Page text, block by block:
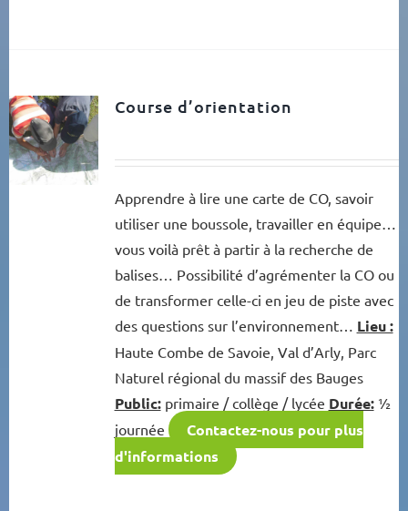
Course d’orientation
Apprendre à lire une carte de CO, savoir
utiliser une boussole, travailler en équipe…
vous voilà prêt à partir à la recherche de
balises… Possibilité d’agrémenter la CO ou
de transformer celle-ci en jeu de piste avec
des questions sur l’environnement… Lieu :
Haute Combe de Savoie, Val d’Arly, Parc
Naturel régional du massif des Bauges
Public:primaire / collège / lycée Durée:½
journée
Contactez-nous pour plus
d'informations